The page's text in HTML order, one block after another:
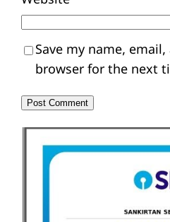
Save my name,
browser for the next